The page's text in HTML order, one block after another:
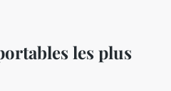
les plus